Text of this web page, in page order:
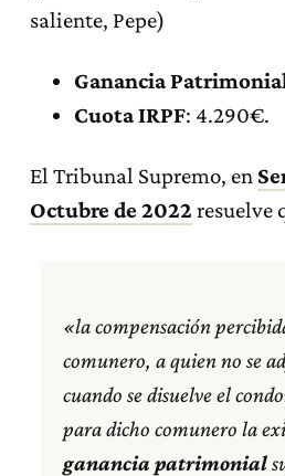
saliente, Pepe)
Ganancia
Cuota IRPF: 4.290€.
El Tribunal Supremo, en
Octubre de 2022 resuelve
«la compensación
comunero, a quien no se
cuando se disuelve el
para dicho comunero la
ganancia patrimonial